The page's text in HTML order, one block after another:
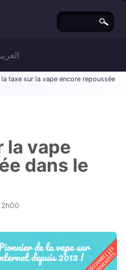
la taxe sur la vape encore repoussée
la vape
dans le